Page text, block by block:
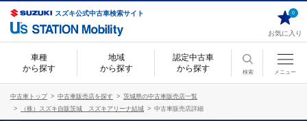
スズキ公式中古車検索サイト
お気に入り
0
車種
から探す
地域
から探す
認定中古車
から探す
検索 メニュー
中古車トップ 中古車販売店を探す
茨城県の中古車販売店一覧
（株）スズキ自販茨城 スズキアリーナ結城
中古車販売店詳細